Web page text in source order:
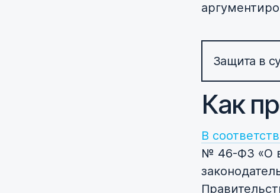
Защита в
Как
В
№ 46-ФЗ «О